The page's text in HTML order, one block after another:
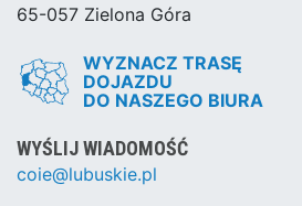
65-057 Zielona Góra
WYZNACZ TRASĘ
DOJAZDU
DO NASZEGO BIURA
WYŚLIJ WIADOMOŚĆ
coie@lubuskie.pl